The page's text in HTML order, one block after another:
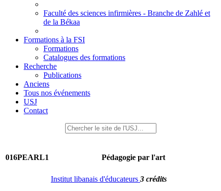
Faculté des sciences infirmières - Branche de Zahlé et
de la Békaa
Formations à la FSI
Formations
Catalogues des formations
Recherche
Publications
Anciens
Tous nos événements
USJ
Contact
016PEARL1 Pédagogie par l'art
Institut libanais d'éducateurs 3 crédits